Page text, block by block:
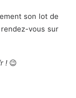
son lot de
vous sur
! 😉